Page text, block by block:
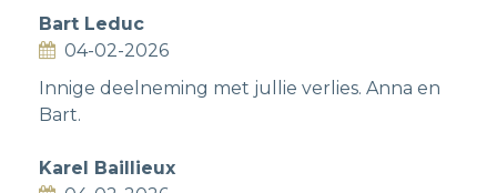
Bart Leduc
04-02-2026
Innige deelneming met jullie verlies. Anna en
Bart.
Karel Baillieux